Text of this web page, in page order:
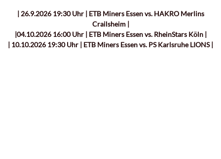
| 26.9.2026 19:30 Uhr | ETB Miners Essen vs. HAKRO Merlins
Crailsheim |
|04.10.2026 16:00 Uhr | ETB Miners Essen vs. RheinStars Köln |
| 10.10.2026 19:30 Uhr | ETB Miners Essen vs. PS Karlsruhe LIONS |